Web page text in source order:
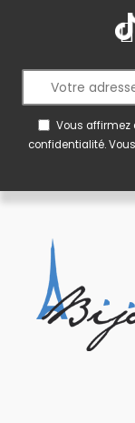
Vous affirmez
confidentialité.